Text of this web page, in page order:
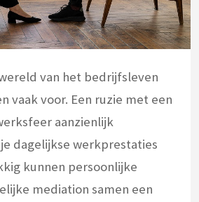
van het bedrijfsleven
vaak voor. Een ruzie met een
aanzienlijk
dagelijkse werkprestaties
kunnen persoonlijke
mediation samen een